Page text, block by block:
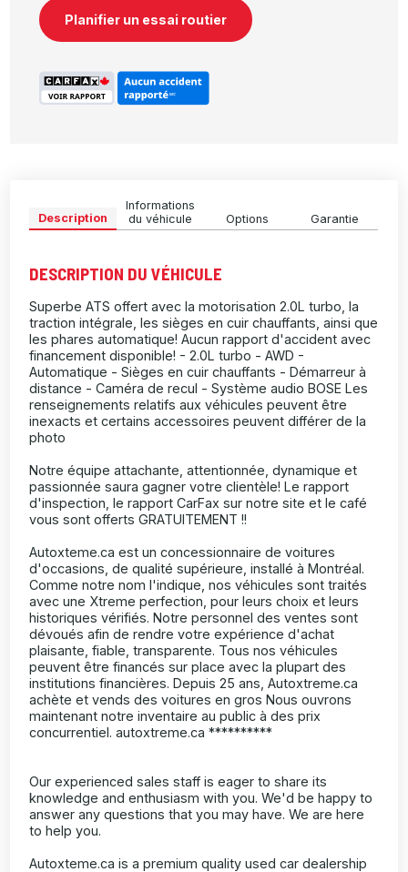
Planifier un essai routier
Description
Informations
du véhicule
Options Garantie
DESCRIPTION DU VÉHICULE
Superbe ATS offert avec la motorisation 2.0L turbo, la
traction intégrale, les sièges en cuir chauffants, ainsi que
les phares automatique! Aucun rapport d'accident avec
financement disponible! - 2.0L turbo - AWD -
Automatique - Sièges en cuir chauffants - Démarreur à
distance - Caméra de recul - Système audio BOSE Les
renseignements relatifs aux véhicules peuvent être
inexacts et certains accessoires peuvent différer de la
photo
Notre équipe attachante, attentionnée, dynamique et
passionnée saura gagner votre clientèle! Le rapport
d'inspection, le rapport CarFax sur notre site et le café
vous sont offerts GRATUITEMENT !!
Autoxteme.ca est un concessionnaire de voitures
d'occasions, de qualité supérieure, installé à Montréal.
Comme notre nom l'indique, nos véhicules sont traités
avec une Xtreme perfection, pour leurs choix et leurs
historiques vérifiés. Notre personnel des ventes sont
dévoués afin de rendre votre expérience d'achat
plaisante, fiable, transparente. Tous nos véhicules
peuvent être financés sur place avec la plupart des
institutions financières. Depuis 25 ans, Autoxtreme.ca
achète et vends des voitures en gros Nous ouvrons
maintenant notre inventaire au public à des prix
concurrentiel. autoxtreme.ca **********
Our experienced sales staff is eager to share its
knowledge and enthusiasm with you. We'd be happy to
answer any questions that you may have. We are here
to help you.
Autoxteme.ca is a premium quality used car dealership